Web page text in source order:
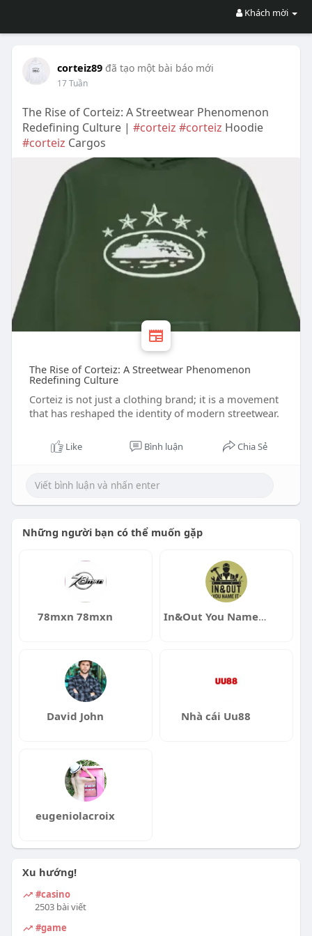
Khách mời
corteiz89 đã tạo một bài báo mới
17 Tuần
The Rise of Corteiz: A Streetwear Phenomenon
Redefining Culture | #corteiz #corteiz Hoodie
#corteiz Cargos
The Rise of Corteiz: A Streetwear Phenomenon
Redefining Culture
Corteiz is not just a clothing brand; it is a movement
that has reshaped the identity of modern streetwear.
Like Bình luận Chia Sẻ
Những người bạn có thể muốn gặp
78mxn 78mxn In&Out You Name It LLC
David John Nhà cái Uu88
eugeniolacroix
Xu hướng!
#casino
2503 bài viết
#game